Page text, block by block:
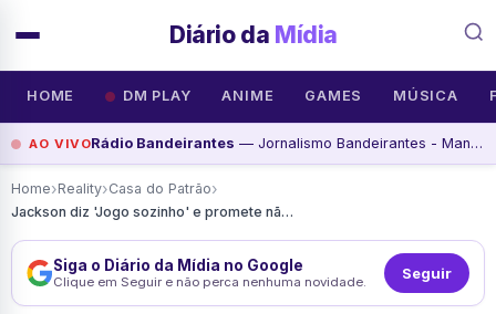
Diário da Mídia
HOME DM PLAY ANIME GAMES MÚSICA
AO VIVORádio Bandeirantes — Jornalismo Bandeirantes - Manhã - Programa de, assista agora
Home›Reality›Casa do Patrão›
Jackson diz 'Jogo sozinho' e promete não indicar policial
Siga o Diário da Mídia no Google
Clique em Seguir e não perca nenhuma novidade. Seguir